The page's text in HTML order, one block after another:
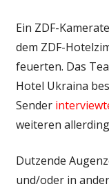
Ein ZDF-
dem ZDF-
feuerten. Das
Hotel Ukraina
Sender
weiteren
Dutzende
und/oder in